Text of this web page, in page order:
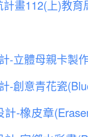
畫112(上)教育
-立體母親卡製
-創意青花瓷
-橡皮章